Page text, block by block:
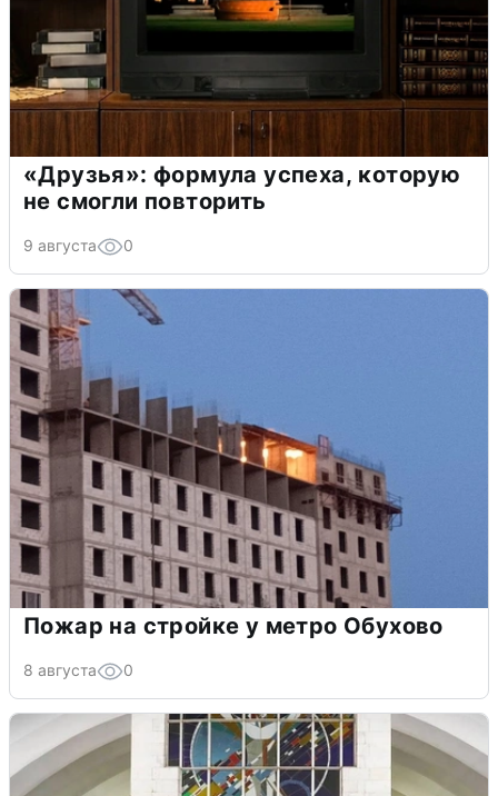
«Друзья»: формула успеха, которую
не смогли повторить
9 августа 0
Пожар на стройке у метро Обухово
8 августа 0